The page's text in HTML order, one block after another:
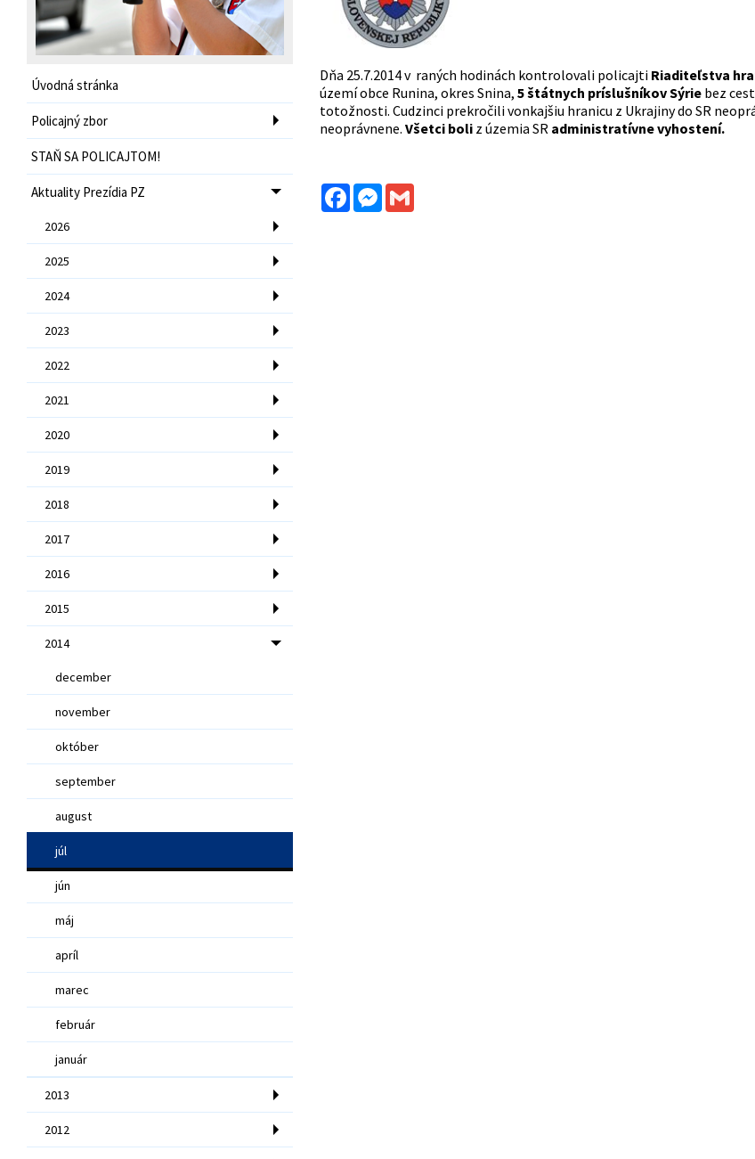
Úvodná stránka
Policajný zbor
STAŇ SA POLICAJTOM!
Aktuality Prezídia PZ
2026
2025
2024
2023
2022
2021
2020
2019
2018
2017
2016
2015
2014
december
november
október
september
august
júl
jún
máj
apríl
marec
február
január
2013
2012
Dňa 25.7.2014 v raných hodinách kontrolovali policajti Riaditeľstva
území obce Runina, okres Snina, 5 štátnych príslušníkov Sýriebez
totožnosti. Cudzinci prekročili vonkajšiu hranicu z Ukrajiny do SR
neoprávnene. Všetci boli z územia SR administratívne vyhostení.
FacebookMessenger
Gmail